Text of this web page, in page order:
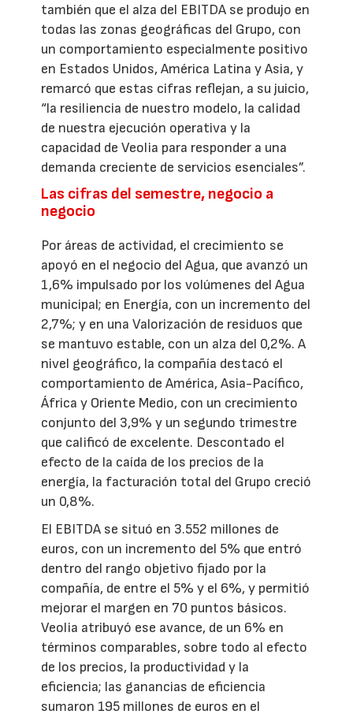
también que el alza del EBITDA se produjo en
todas las zonas geográficas del Grupo, con
un comportamiento especialmente positivo
en Estados Unidos, América Latina y Asia, y
remarcó que estas cifras reflejan, a su juicio,
“la resiliencia de nuestro modelo, la calidad
de nuestra ejecución operativa y la
capacidad de Veolia para responder a una
demanda creciente de servicios esenciales”.
Las cifras del semestre, negocio a
negocio
Por áreas de actividad, el crecimiento se
apoyó en el negocio del Agua, que avanzó un
1,6% impulsado por los volúmenes del Agua
municipal; en Energía, con un incremento del
2,7%; y en una Valorización de residuos que
se mantuvo estable, con un alza del 0,2%. A
nivel geográfico, la compañía destacó el
comportamiento de América, Asia-Pacífico,
África y Oriente Medio, con un crecimiento
conjunto del 3,9% y un segundo trimestre
que calificó de excelente. Descontado el
efecto de la caída de los precios de la
energía, la facturación total del Grupo creció
un 0,8%.
El EBITDA se situó en 3.552 millones de
euros, con un incremento del 5% que entró
dentro del rango objetivo fijado por la
compañía, de entre el 5% y el 6%, y permitió
mejorar el margen en 70 puntos básicos.
Veolia atribuyó ese avance, de un 6% en
términos comparables, sobre todo al efecto
de los precios, la productividad y la
eficiencia; las ganancias de eficiencia
sumaron 195 millones de euros en el